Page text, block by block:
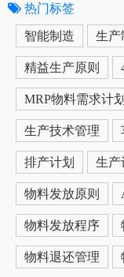
热门标签
智能制造 生产
精益生产原则
MRP物料需求计划
生产技术管理
排产计划 生产
物料发放原则
物料发放程序
物料退还管理